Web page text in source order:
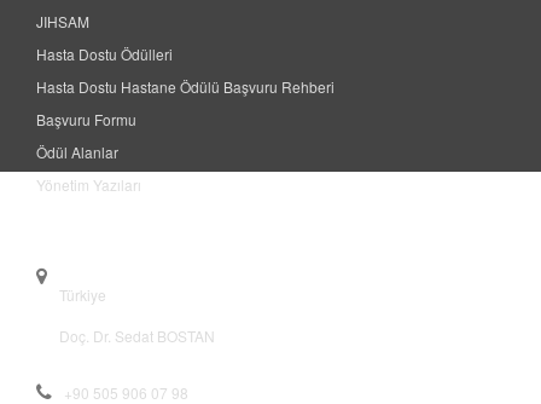
JIHSAM
Hasta Dostu Ödülleri
Hasta Dostu Hastane Ödülü Başvuru Rehberi
Başvuru Formu
Ödül Alanlar
Yönetim Yazıları
Türkiye
Doç. Dr. Sedat BOSTAN
+90 505 906 07 98